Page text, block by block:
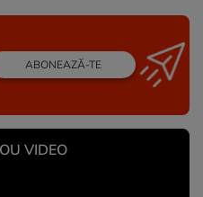
ABONEAZĂ-TE
VIDEO